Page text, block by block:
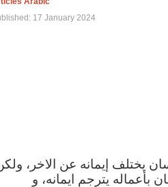
17 January 2024
يختلف إيمانه عن الاخر،
بأعماله يترجم ايمانه، و